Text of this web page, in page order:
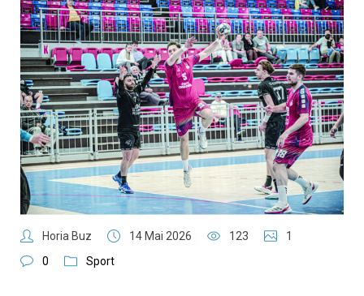
Horia Buz 14 Mai 2026 123
1
0
Sport